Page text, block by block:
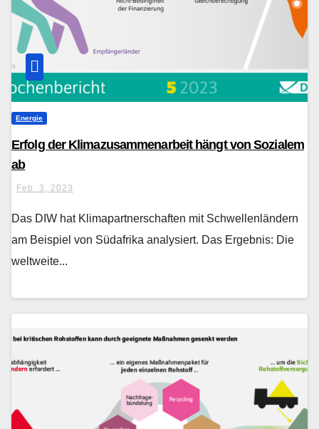
Energie
Erfolg der Klimazusammenarbeit hängt von Sozialem
ab
Feb. 3, 2023
Das DIW hat Klimapartnerschaften mit Schwellenländern
am Beispiel von Südafrika analysiert. Das Ergebnis: Die
weltweite...